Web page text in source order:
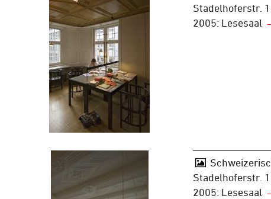
Stadelhoferstr.
2005: Lesesaal
Stadelhoferstr.
2005: Lesesaal